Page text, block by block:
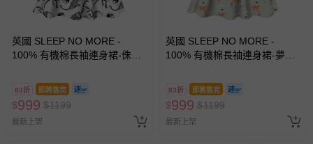
英國 SLEEP NO MORE -
100% 有機棉長袖連身裙-侏儸
83折 即將售完
$999 $1199
最新上架
英國 SLEEP NO MORE -
100% 有機棉長袖連身裙-夢想
83折 即將售完
$999 $1199
最新上架